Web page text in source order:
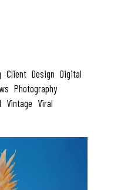
Client Design Digital
Photography
Vintage Viral